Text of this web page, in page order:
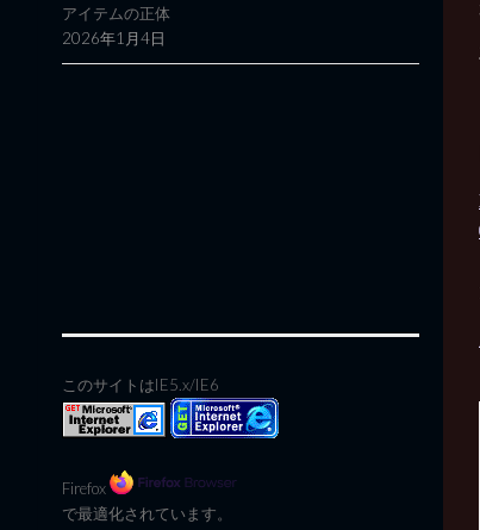
アイテムの正体
2026年1月4日
このサイトはIE5.x/IE6
Firefox
で最適化されています。